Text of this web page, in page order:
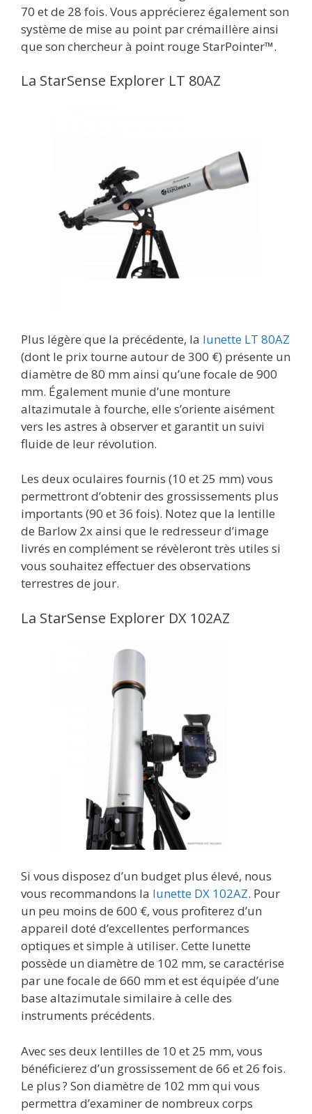
70 et de 28 fois. Vous apprécierez également son
système de mise au point par crémaillère ainsi
que son chercheur à point rouge StarPointer™.
La StarSense Explorer LT 80AZ
Plus légère que la précédente, la lunette LT 80AZ
(dont le prix tourne autour de 300 €) présente un
diamètre de 80 mm ainsi qu’une focale de 900
mm. Également munie d’une monture
altazimutale à fourche, elle s’oriente aisément
vers les astres à observer et garantit un suivi
fluide de leur révolution.
Les deux oculaires fournis (10 et 25 mm) vous
permettront d’obtenir des grossissements plus
importants (90 et 36 fois). Notez que la lentille
de Barlow 2x ainsi que le redresseur d’image
livrés en complément se révèleront très utiles si
vous souhaitez effectuer des observations
terrestres de jour.
La StarSense Explorer DX 102AZ
Si vous disposez d’un budget plus élevé, nous
vous recommandons la lunette DX 102AZ. Pour
un peu moins de 600 €, vous profiterez d’un
appareil doté d’excellentes performances
optiques et simple à utiliser. Cette lunette
possède un diamètre de 102 mm, se caractérise
par une focale de 660 mm et est équipée d’une
base altazimutale similaire à celle des
instruments précédents.
Avec ses deux lentilles de 10 et 25 mm, vous
bénéficierez d’un grossissement de 66 et 26 fois.
Le plus ? Son diamètre de 102 mm qui vous
permettra d’examiner de nombreux corps